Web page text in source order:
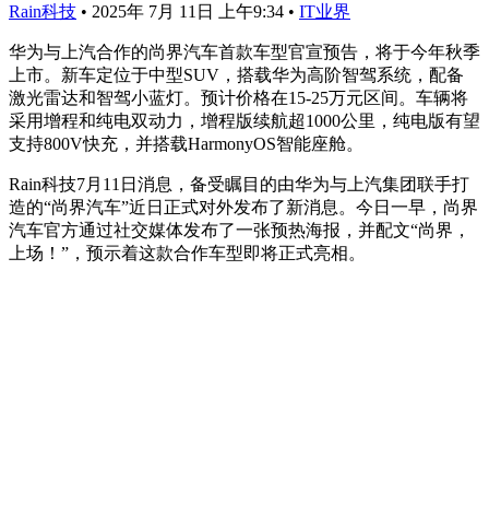
Rain科技 • 2025年 7月 11日 上午9:34 • IT业界
华为与上汽合作的尚界汽车首款车型官宣预告，将于今年秋季
上市。新车定位于中型SUV，搭载华为高阶智驾系统，配备
激光雷达和智驾小蓝灯。预计价格在15-25万元区间。车辆将
采用增程和纯电双动力，增程版续航超1000公里，纯电版有望
支持800V快充，并搭载HarmonyOS智能座舱。
Rain科技7月11日消息，备受瞩目的由华为与上汽集团联手打
造的“尚界汽车”近日正式对外发布了新消息。今日一早，尚界
汽车官方通过社交媒体发布了一张预热海报，并配文“尚界，
上场！”，预示着这款合作车型即将正式亮相。